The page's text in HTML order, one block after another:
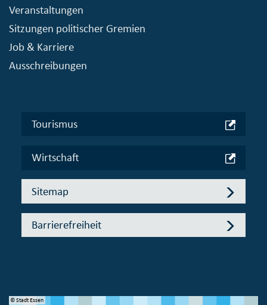
Veranstaltungen
Sitzungen politischer Gremien
Job & Karriere
Ausschreibungen
Tourismus
Wirtschaft
Sitemap
Barrierefreiheit
© Stadt Essen